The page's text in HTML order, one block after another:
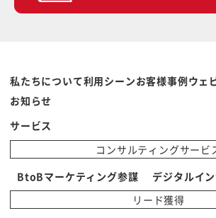
私たちについて利用シーンお客様事例ウェ
お知らせ
サービス
コンサルティングサービ
BtoBマーケティング参謀
デジタルイ
リード獲得